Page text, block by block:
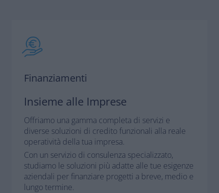
Finanziamenti
Insieme alle Imprese
Offriamo una gamma completa di servizi e
diverse soluzioni di credito funzionali alla reale
operatività della tua impresa.
Con un servizio di consulenza specializzato,
studiamo le soluzioni più adatte alle tue esigenze
aziendali per finanziare progetti a breve, medio e
lungo termine.